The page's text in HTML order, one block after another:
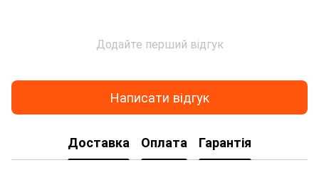
Додайте перший відгук
Написати відгук
Доставка Оплата Гарантія